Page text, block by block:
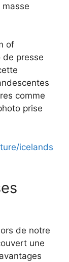
of
de presse
comme
prise
icelands
de notre
une